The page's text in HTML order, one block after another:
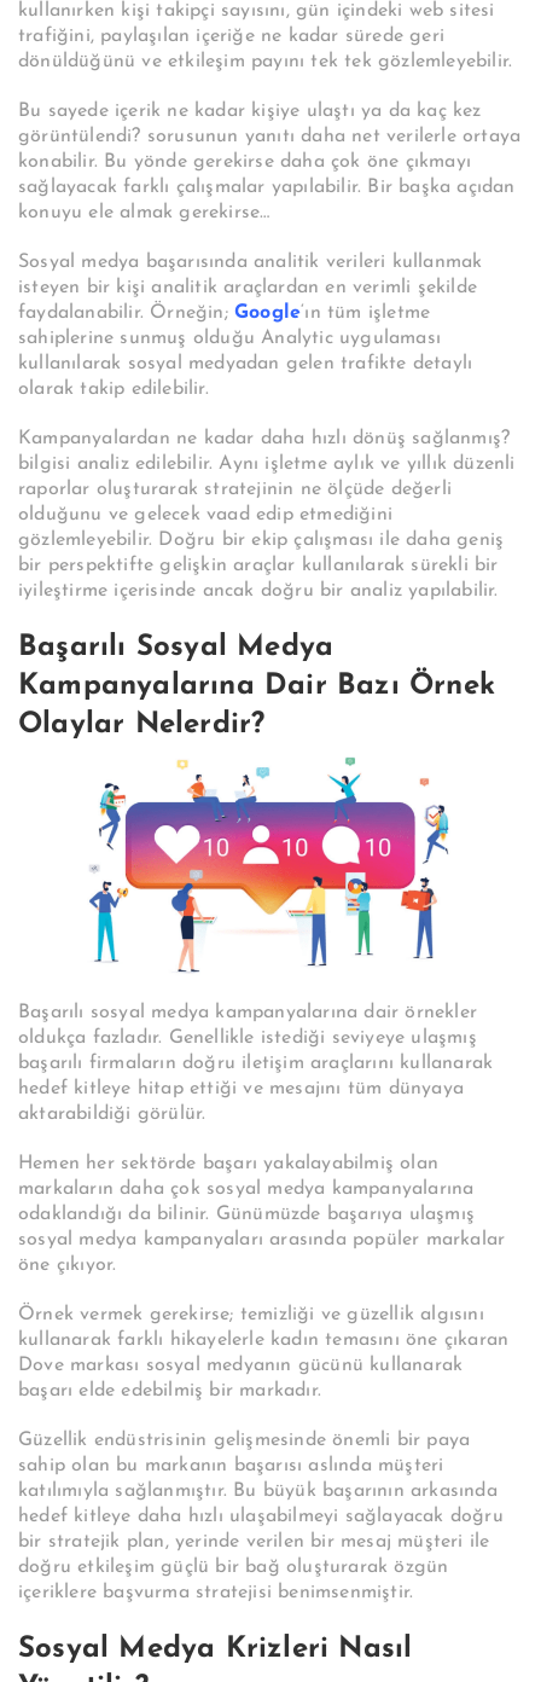
kullanırken kişi takipçi sayısını, gün içindeki web sitesi
trafiğini, paylaşılan içeriğe ne kadar sürede geri
dönüldüğünü ve etkileşim payını tek tek gözlemleyebilir.
Bu sayede içerik ne kadar kişiye ulaştı ya da kaç kez
görüntülendi? sorusunun yanıtı daha net verilerle ortaya
konabilir. Bu yönde gerekirse daha çok öne çıkmayı
sağlayacak farklı çalışmalar yapılabilir. Bir başka açıdan
konuyu ele almak gerekirse…
Sosyal medya başarısında analitik verileri kullanmak
isteyen bir kişi analitik araçlardan en verimli şekilde
faydalanabilir. Örneğin; Google‘ın tüm işletme
sahiplerine sunmuş olduğu Analytic uygulaması
kullanılarak sosyal medyadan gelen trafikte detaylı
olarak takip edilebilir.
Kampanyalardan ne kadar daha hızlı dönüş sağlanmış?
bilgisi analiz edilebilir. Aynı işletme aylık ve yıllık düzenli
raporlar oluşturarak stratejinin ne ölçüde değerli
olduğunu ve gelecek vaad edip etmediğini
gözlemleyebilir. Doğru bir ekip çalışması ile daha geniş
bir perspektifte gelişkin araçlar kullanılarak sürekli bir
iyileştirme içerisinde ancak doğru bir analiz yapılabilir.
Başarılı Sosyal Medya
Kampanyalarına Dair Bazı Örnek
Olaylar Nelerdir?
Başarılı sosyal medya kampanyalarına dair örnekler
oldukça fazladır. Genellikle istediği seviyeye ulaşmış
başarılı firmaların doğru iletişim araçlarını kullanarak
hedef kitleye hitap ettiği ve mesajını tüm dünyaya
aktarabildiği görülür.
Hemen her sektörde başarı yakalayabilmiş olan
markaların daha çok sosyal medya kampanyalarına
odaklandığı da bilinir. Günümüzde başarıya ulaşmış
sosyal medya kampanyaları arasında popüler markalar
öne çıkıyor.
Örnek vermek gerekirse; temizliği ve güzellik algısını
kullanarak farklı hikayelerle kadın temasını öne çıkaran
Dove markası sosyal medyanın gücünü kullanarak
başarı elde edebilmiş bir markadır.
Güzellik endüstrisinin gelişmesinde önemli bir paya
sahip olan bu markanın başarısı aslında müşteri
katılımıyla sağlanmıştır. Bu büyük başarının arkasında
hedef kitleye daha hızlı ulaşabilmeyi sağlayacak doğru
bir stratejik plan, yerinde verilen bir mesaj müşteri ile
doğru etkileşim güçlü bir bağ oluşturarak özgün
içeriklere başvurma stratejisi benimsenmiştir.
Sosyal Medya Krizleri Nasıl